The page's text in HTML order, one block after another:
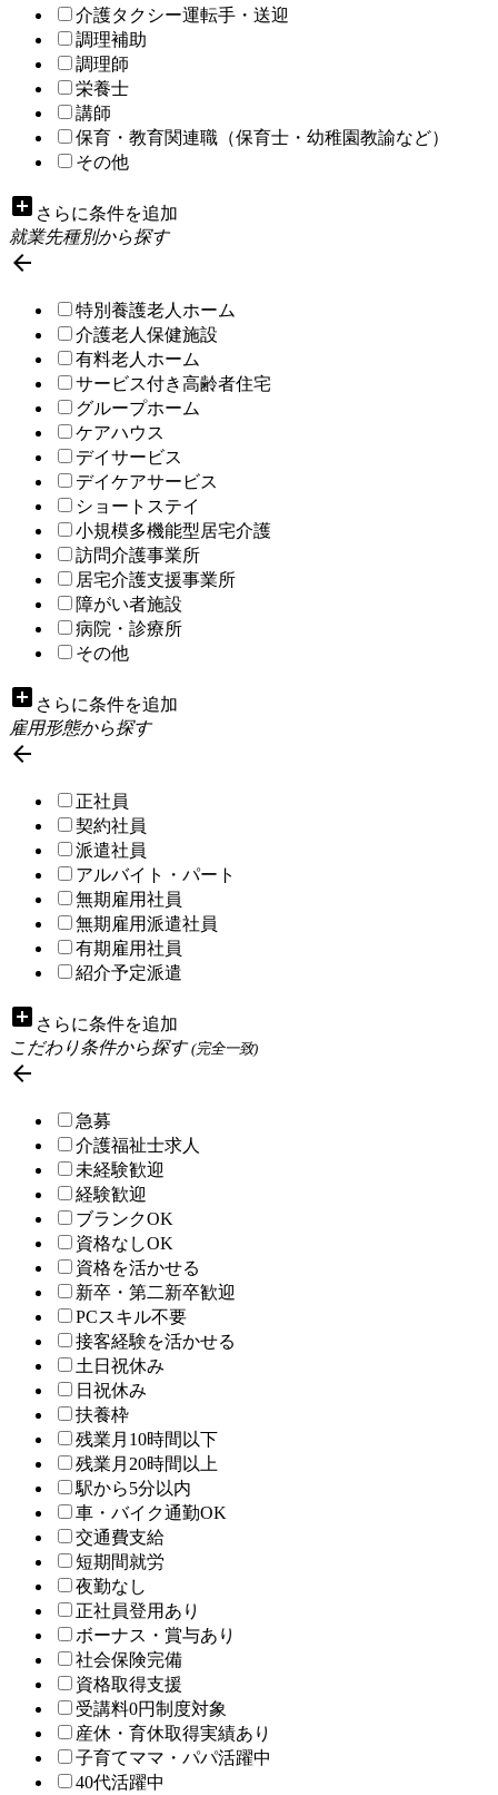
介護タクシー運転手・送迎
調理補助
調理師
栄養士
講師
保育・教育関連職（保育士・幼稚園教諭など）
その他
add_box さらに条件を追加
就業先種別から探す

特別養護老人ホーム
介護老人保健施設
有料老人ホーム
サービス付き高齢者住宅
グループホーム
ケアハウス
デイサービス
デイケアサービス
ショートステイ
小規模多機能型居宅介護
訪問介護事業所
居宅介護支援事業所
障がい者施設
病院・診療所
その他
add_box さらに条件を追加
雇用形態から探す

正社員
契約社員
派遣社員
アルバイト・パート
無期雇用社員
無期雇用派遣社員
有期雇用社員
紹介予定派遣
add_box さらに条件を追加
こだわり条件から探す(完全一致)

急募
介護福祉士求人
未経験歓迎
経験歓迎
ブランクOK
資格なしOK
資格を活かせる
新卒・第二新卒歓迎
PCスキル不要
接客経験を活かせる
土日祝休み
日祝休み
扶養枠
残業月10時間以下
残業月20時間以上
駅から5分以内
車・バイク通勤OK
交通費支給
短期間就労
夜勤なし
正社員登用あり
ボーナス・賞与あり
社会保険完備
資格取得支援
受講料0円制度対象
産休・育休取得実績あり
子育てママ・パパ活躍中
40代活躍中